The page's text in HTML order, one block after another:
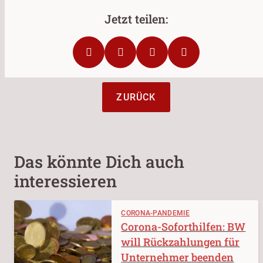
ZURÜCK
Das könnte Dich auch
interessieren
CORONA-PANDEMIE
Corona-Soforthilfen: BW
will Rückzahlungen für
Unternehmer beenden